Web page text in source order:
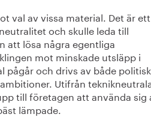
val av vissa material. Det är ett
och skulle leda till
att lösa några egentliga
mot minskade utsläpp i
och drivs av både
Utifrån
till företagen att använda sig
lämpade.